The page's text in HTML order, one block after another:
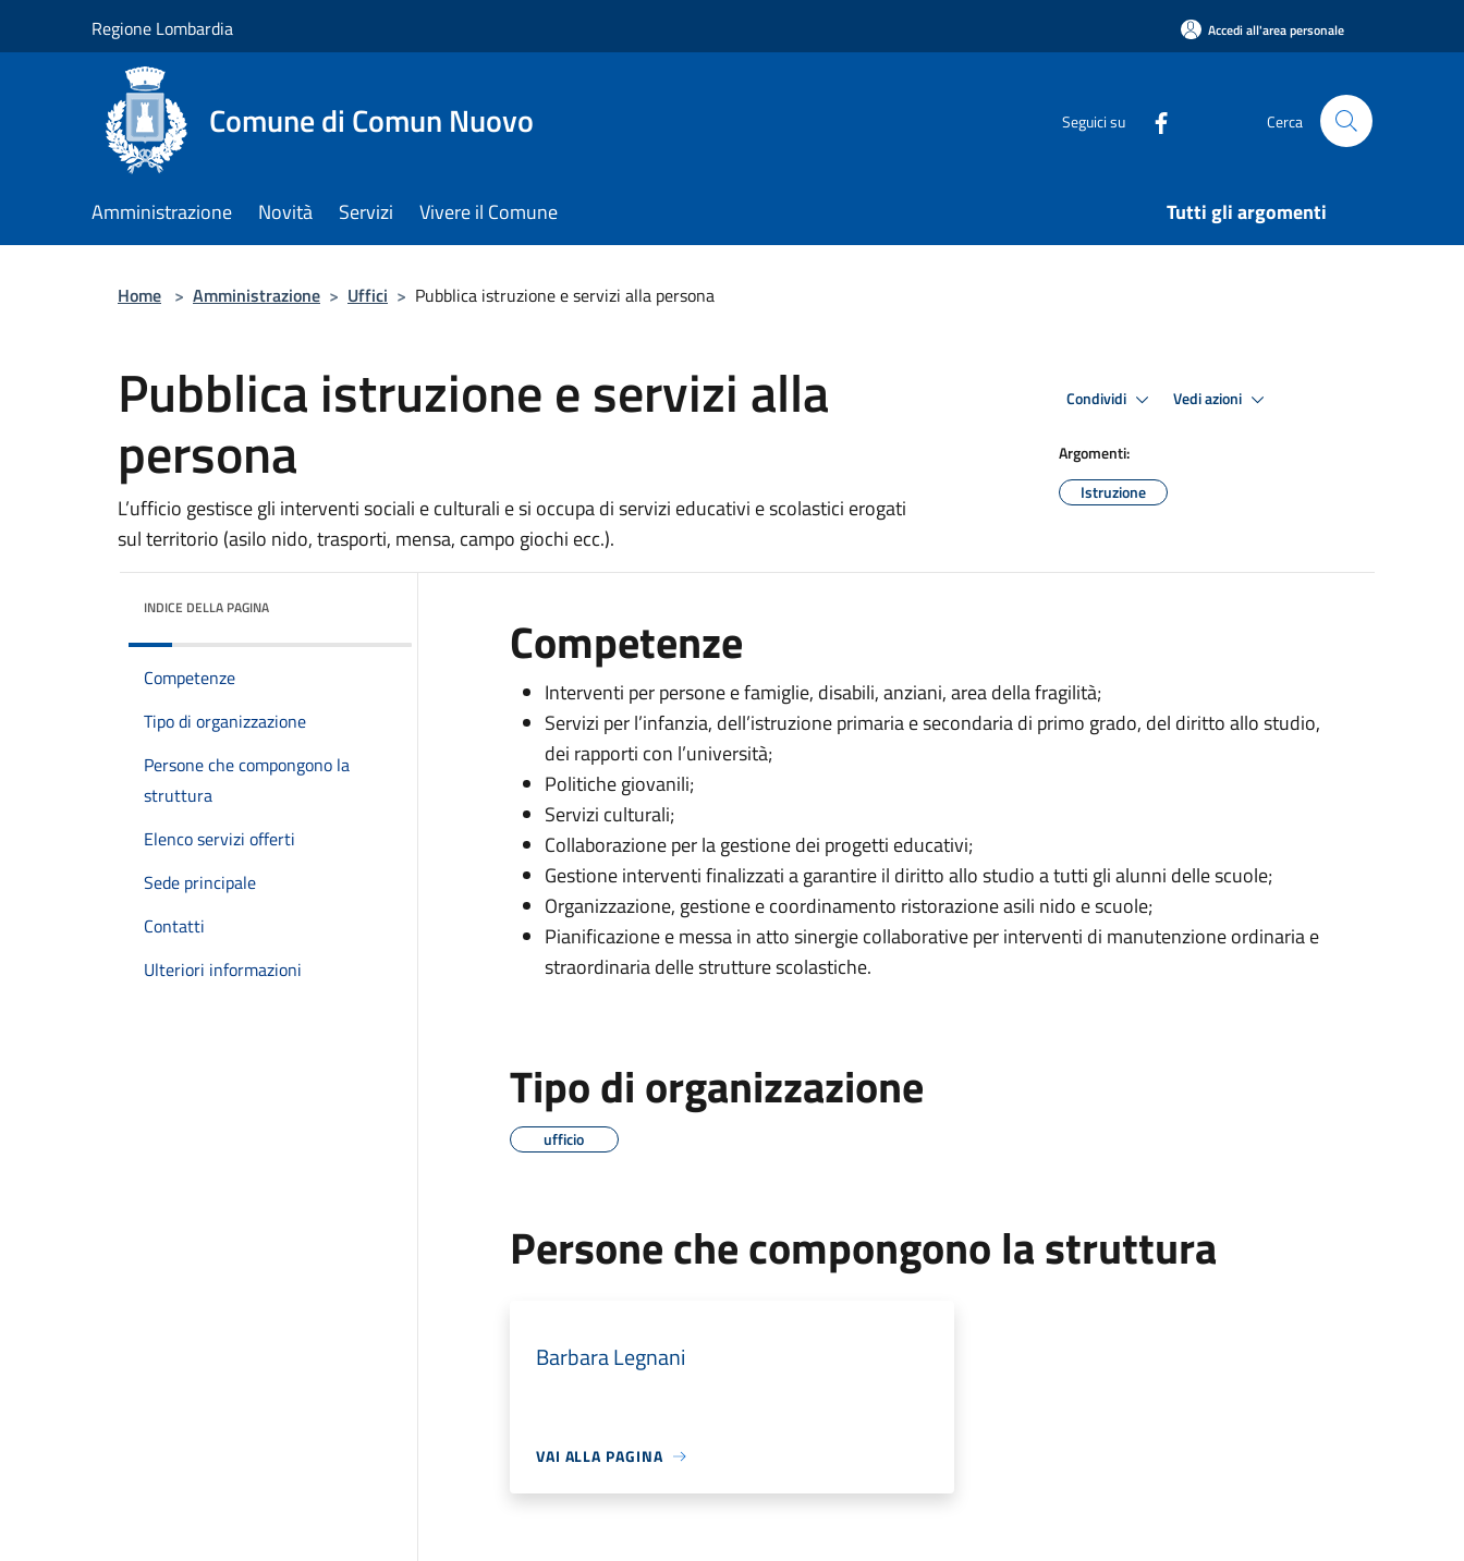
Regione Lombardia Accedi all'area personale
Comune di Comun Nuovo Seguici su Cerca
Amministrazione Novità Servizi Vivere il Comune Tutti gli argomenti
Home > Amministrazione > Uffici > Pubblica istruzione e servizi alla persona
Pubblica istruzione e servizi alla
persona
L’ufficio gestisce gli interventi sociali e culturali e si occupa di servizi educativi e scolastici erogati
sul territorio (asilo nido, trasporti, mensa, campo giochi ecc.).
Condividi Vedi azioni
Argomenti:
Istruzione
INDICE DELLA PAGINA
Competenze
Tipo di organizzazione
Persone che compongono la
struttura
Elenco servizi offerti
Sede principale
Contatti
Ulteriori informazioni
Competenze
Interventi per persone e famiglie, disabili, anziani, area della fragilità;
Servizi per l’infanzia, dell’istruzione primaria e secondaria di primo grado, del diritto allo studio,
dei rapporti con l’università;
Politiche giovanili;
Servizi culturali;
Collaborazione per la gestione dei progetti educativi;
Gestione interventi finalizzati a garantire il diritto allo studio a tutti gli alunni delle scuole;
Organizzazione, gestione e coordinamento ristorazione asili nido e scuole;
Pianificazione e messa in atto sinergie collaborative per interventi di manutenzione ordinaria e
straordinaria delle strutture scolastiche.
Tipo di organizzazione
ufficio
Persone che compongono la struttura
Barbara Legnani
VAI ALLA PAGINA